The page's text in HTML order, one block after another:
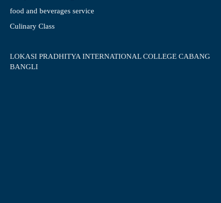
food and beverages service
Culinary Class
LOKASI PRADHITYA INTERNATIONAL COLLEGE CABANG
BANGLI